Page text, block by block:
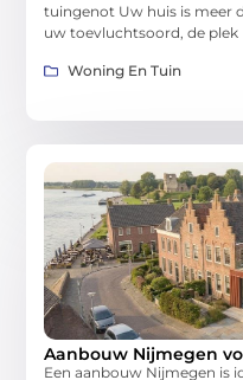
tuingenot Uw huis is meer
uw toevluchtsoord, de plek
Woning En Tuin
Aanbouw Nijmegen
Een aanbouw Nijmegen is